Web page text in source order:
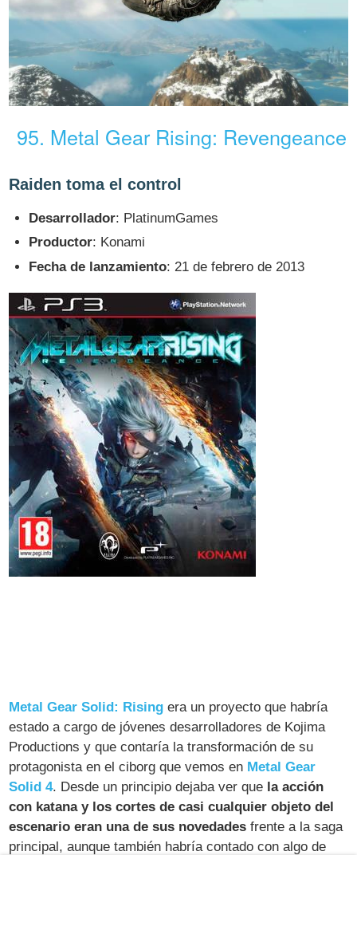
95. Metal Gear Rising: Revengeance
Raiden toma el control
Desarrollador: PlatinumGames
Productor: Konami
Fecha de lanzamiento: 21 de febrero de 2013
Metal Gear Solid: Rising era un proyecto que habría
estado a cargo de jóvenes desarrolladores de Kojima
Productions y que contaría la transformación de su
protagonista en el ciborg que vemos en Metal Gear
Solid 4. Desde un principio dejaba ver que la acción
con katana y los cortes de casi cualquier objeto del
escenario eran una de sus novedades frente a la saga
principal, aunque también habría contado con algo de